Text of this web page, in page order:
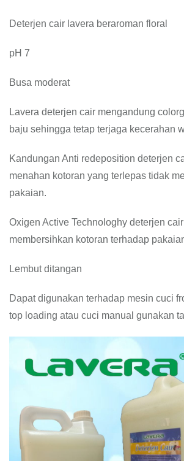
Deterjen cair lavera beraroman floral
pH 7
Busa moderat
Lavera deterjen cair mengandung
baju sehingga tetap terjaga kecerahan
Kandungan Anti redeposition deterjen
menahan kotoran yang terlepas tidak
pakaian.
Oxigen Active Technologhy deterjen
membersihkan kotoran terhadap
Lembut ditangan
Dapat digunakan terhadap mesin cuci
top loading atau cuci manual gunakan